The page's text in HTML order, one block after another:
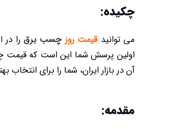
چکیده:
می توانیدقیمت روزچسب برق را
اولین پرسش شما این است که قیمت
آن در بازار ایران، شما را برای انتخاب
مقدمه: